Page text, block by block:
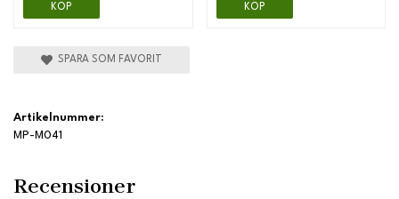
KÖP KÖP
SPARA SOM FAVORIT
Artikelnummer:
MP-M041
Recensioner